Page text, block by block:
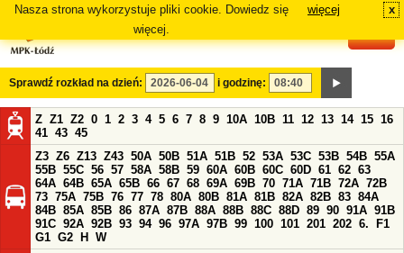
Nasza strona wykorzystuje pliki cookie. Dowiedz się
więcej.
więcej x
Sprawdź rozkład na dzień: i godzinę:
Z Z1 Z2 0 1 2 3 4 5 6 7 8 9 10A 10B 11 12 13 14 15 16
41 43 45
Z3 Z6 Z13 Z43 50A 50B 51A 51B 52 53A 53C 53B 54B 55A
55B 55C 56 57 58A 58B 59 60A 60B 60C 60D 61 62 63
64A 64B 65A 65B 66 67 68 69A 69B 70 71A 71B 72A 72B
73 75A 75B 76 77 78 80A 80B 81A 81B 82A 82B 83 84A
84B 85A 85B 86 87A 87B 88A 88B 88C 88D 89 90 91A 91B
91C 92A 92B 93 94 96 97A 97B 99 100 101 201 202 6.
F1
G1 G2 H
W